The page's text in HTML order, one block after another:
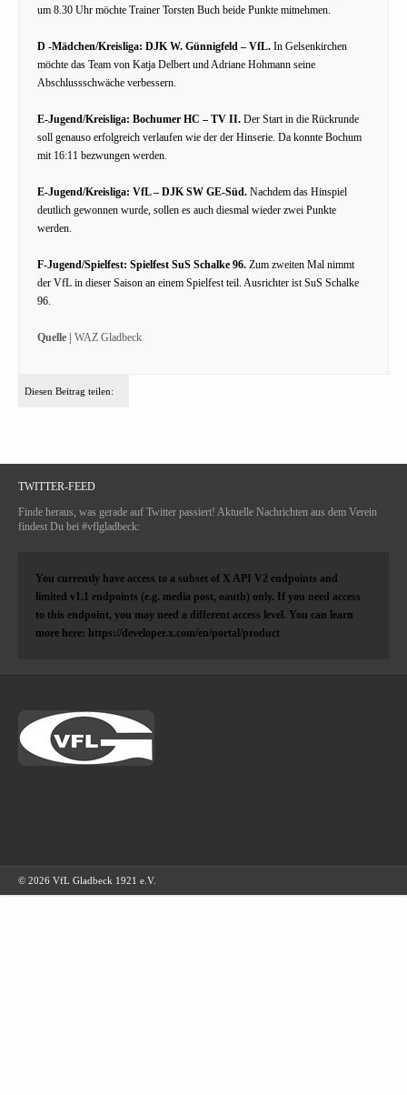
um 8.30 Uhr möchte Trainer Torsten Buch beide Punkte mitnehmen.
D -Mädchen/Kreisliga: DJK W. Günnigfeld – VfL. In Gelsenkirchen
möchte das Team von Katja Delbert und Adriane Hohmann seine
Abschlussschwäche verbessern.
E-Jugend/Kreisliga: Bochumer HC – TV II. Der Start in die Rückrunde
soll genauso erfolgreich verlaufen wie der der Hinserie. Da konnte Bochum
mit 16:11 bezwungen werden.
E-Jugend/Kreisliga: VfL – DJK SW GE-Süd. Nachdem das Hinspiel
deutlich gewonnen wurde, sollen es auch diesmal wieder zwei Punkte
werden.
F-Jugend/Spielfest: Spielfest SuS Schalke 96. Zum zweiten Mal nimmt
der VfL in dieser Saison an einem Spielfest teil. Ausrichter ist SuS Schalke
96.
Quelle | WAZ Gladbeck
Diesen Beitrag teilen:
TWITTER-FEED
Finde heraus, was gerade auf Twitter passiert! Aktuelle Nachrichten aus dem Verein
findest Du bei #vflgladbeck:
You currently have access to a subset of X API V2 endpoints and
limited v1.1 endpoints (e.g. media post, oauth) only. If you need access
to this endpoint, you may need a different access level. You can learn
more here: https://developer.x.com/en/portal/product
© 2026 VfL Gladbeck 1921 e.V.